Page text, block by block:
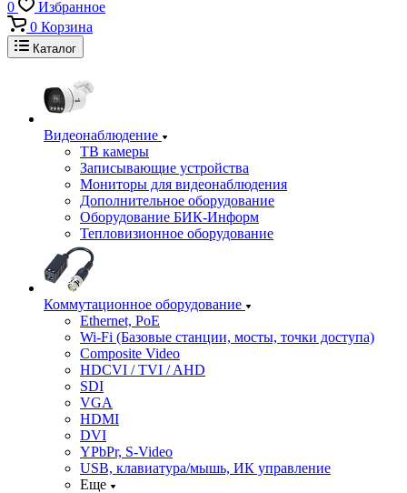
0
Избранное
0 Корзина
Каталог
Видеонаблюдение
ТВ камеры
Записывающие устройства
Мониторы для видеонаблюдения
Дополнительное оборудование
Оборудование БИК-Информ
Тепловизионное оборудование
Коммутационное оборудование
Ethernet, PoE
Wi-Fi (Базовые станции, мосты, точки доступа)
Composite Video
HDCVI / TVI / AHD
SDI
VGA
HDMI
DVI
YPbPr, S-Video
USB, клавиатура/мышь, ИК управление
Еще